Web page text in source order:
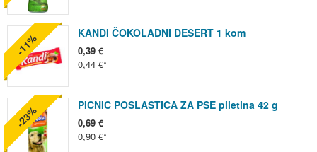
KANDI ČOKOLADNI DESERT 1 kom
0,39 €
0,44 €
-11%
PICNIC POSLASTICA ZA PSE piletina 42 g
0,69 €
0,90 €
-23%